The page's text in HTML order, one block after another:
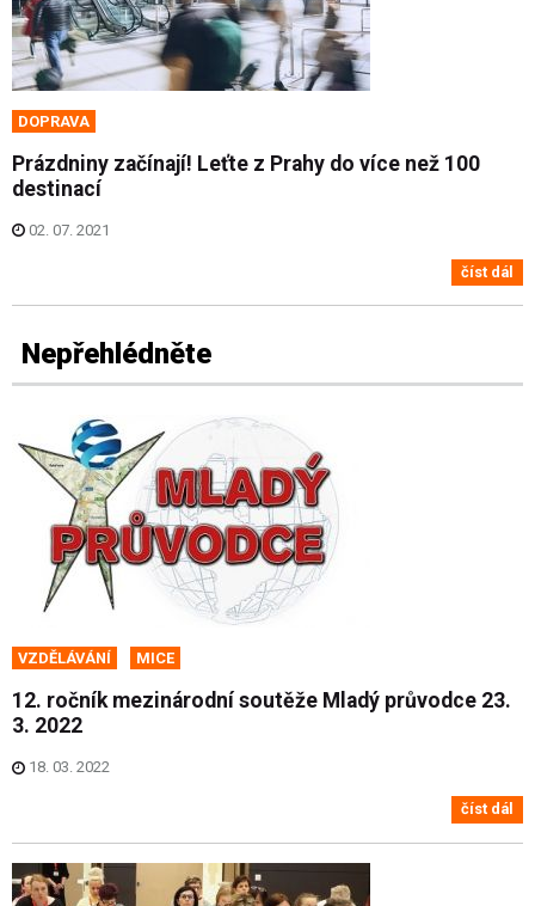
DOPRAVA
Prázdniny začínají! Leťte z Prahy do více než 100
destinací
02. 07. 2021
číst dál
Nepřehlédněte
VZDĚLÁVÁNÍ MICE
12. ročník mezinárodní soutěže Mladý průvodce 23.
3. 2022
18. 03. 2022
číst dál